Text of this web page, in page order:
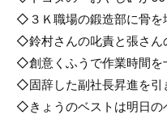
◇３Ｋ職場の鍛造部に骨を
◇鈴村さんの叱責と張さん
◇創意くふうで作業時間を
◇固辞した副社長昇進を引
◇きょうのベストは明日の